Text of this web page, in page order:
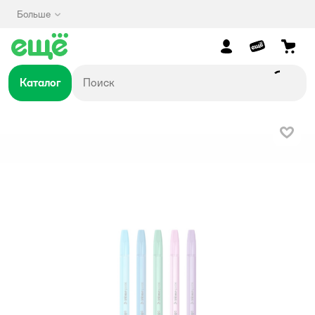
Больше
Каталог
В